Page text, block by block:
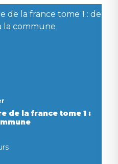
de la france tome 1 :